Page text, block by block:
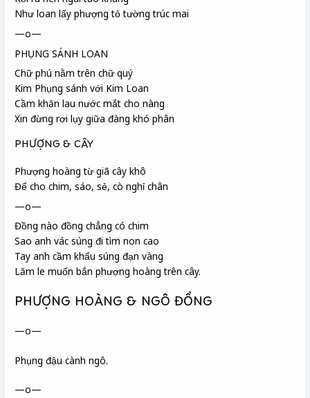
Như loan lấy phượng tỏ tường trúc mai
—o—
PHỤNG SÁNH LOAN
Chữ phú nằm trên chữ quý
Kim Phụng sánh với Kim Loan
Cầm khăn lau nước mắt cho nàng
Xin đừng rơi lụy giữa đàng khó phân
PHƯỢNG & CÂY
Phượng hoàng từ giã cây khô
Để cho chim, sáo, sẻ, cò nghỉ chân
—o—
Đồng nào đồng chẳng có chim
Sao anh vác súng đi tìm non cao
Tay anh cầm khẩu súng đạn vàng
Lăm le muốn bắn phượng hoàng trên cây.
PHƯỢNG HOÀNG & NGÔ ĐỒNG
—o—
Phụng đậu cành ngô.
—o—